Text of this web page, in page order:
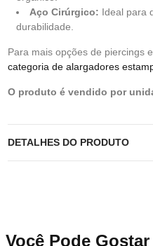
Aço Cirúrgico: Ideal para
durabilidade.
Para mais opções de piercings
categoria de alargadores
O produto é vendido por
DETALHES DO PRODUTO
Você Pode Gostar